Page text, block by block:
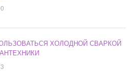
ХОЛОДНОЙ СВАРКОЙ